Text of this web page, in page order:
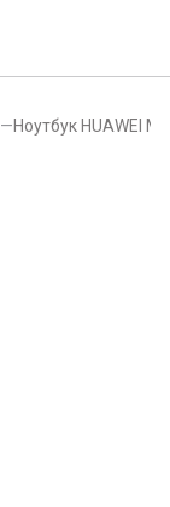
—Ноутбук HUAWEI